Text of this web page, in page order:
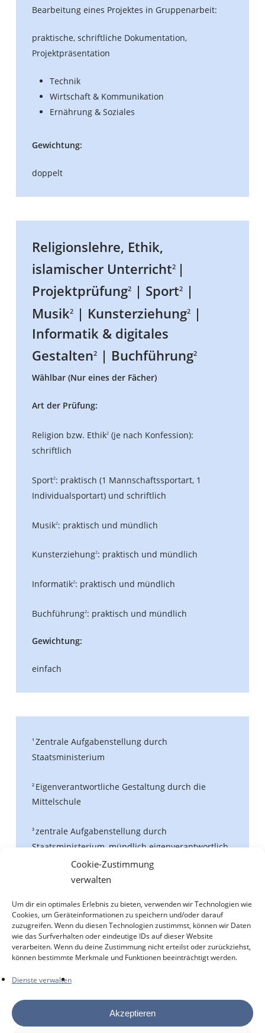
Cookie-Zustimmung
verwalten
Um dir ein optimales Erlebnis zu bieten, verwenden wir Technologien wie
Cookies, um Geräteinformationen zu speichern und/oder darauf
zuzugreifen. Wenn du diesen Technologien zustimmst, können wir Daten
wie das Surfverhalten oder eindeutige IDs auf dieser Website
verarbeiten. Wenn du deine Zustimmung nicht erteilst oder zurückziehst,
können bestimmte Merkmale und Funktionen beeinträchtigt werden.
Dienste verwalten
Akzeptieren
Bearbeitung eines Projektes in Gruppenarbeit:
praktische, schriftliche Dokumentation,
Projektpräsentation
Technik
Wirtschaft & Kommunikation
Ernährung & Soziales
Gewichtung:
doppelt
Religionslehre, Ethik,
islamischer Unterricht2 |
Projektprüfung2| Sport2|
Musik2| Kunsterziehung2|
Informatik & digitales
Gestalten2| Buchführung2
Wählbar (Nur eines der Fächer)
Art der Prüfung:
Religion bzw. Ethik2(je nach Konfession):
schriftlich
Sport2: praktisch (1 Mannschaftssportart, 1
Individualsportart) und schriftlich
Musik2: praktisch und mündlich
Kunsterziehung2: praktisch und mündlich
Informatik2: praktisch und mündlich
Buchführung2: praktisch und mündlich
Gewichtung:
einfach
1 Zentrale Aufgabenstellung durch
Staatsministerium
2 Eigenverantwortliche Gestaltung durch die
Mittelschule
3 zentrale Aufgabenstellung durch
Staatsministerium, mündlich eigenverantwortlich
Gestaltung durch die Mittelschule
Berufsausbildung – die Möglichkeit besteht, den
mittleren Schulabschluss beantragen zu können.
Er wird auch „Quabi“ (Qualifizierter beruflicher
Bildungsabschluss) genannt und wird von der